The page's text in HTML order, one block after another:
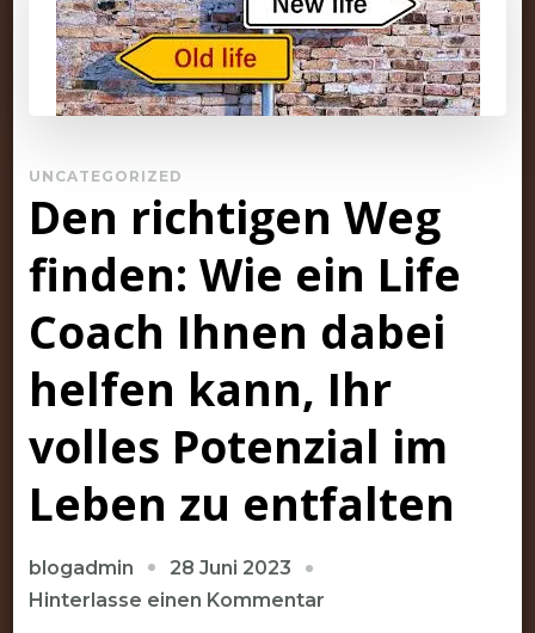
UNCATEGORIZED
Den richtigen Weg
finden: Wie ein Life
Coach Ihnen dabei
helfen kann, Ihr
volles Potenzial im
Leben zu entfalten
blogadmin
28 Juni 2023
Hinterlasse einen Kommentarzu